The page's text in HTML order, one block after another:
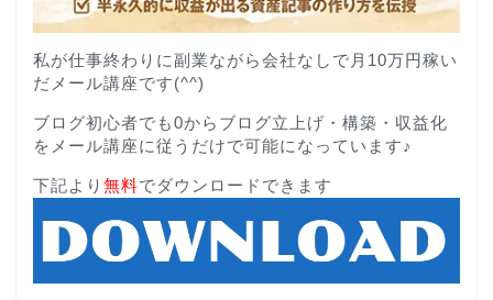
私が仕事終わりに副業ながら会社なしで月10万円稼い
だメール講座です(^^)
ブログ初心者でも0からブログ立上げ・構築・収益化
をメール講座に従うだけで可能になっています♪
下記より 無料でダウンロードできます